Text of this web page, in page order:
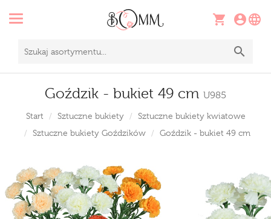
Goździk - bukiet 49 cm U985
Start Sztuczne bukiety
Sztuczne bukiety kwiatowe
Sztuczne bukiety Goździków
Goździk - bukiet 49 cm